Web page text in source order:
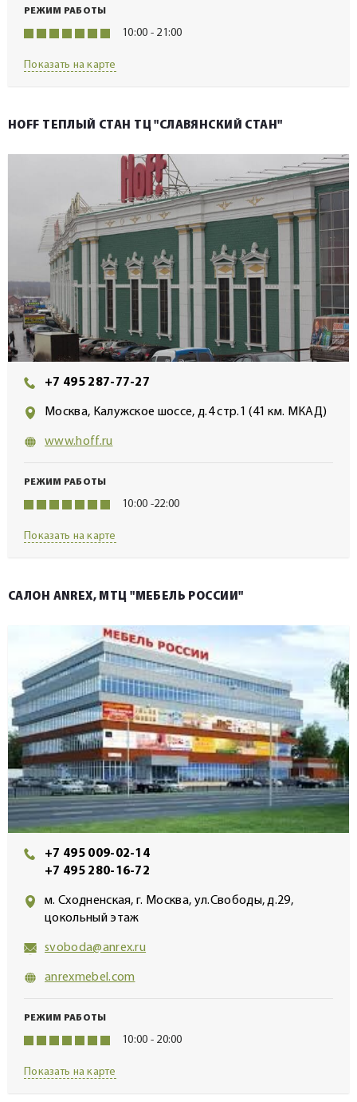
РЕЖИМ РАБОТЫ
10:00 - 21:00
Показать на карте
HOFF ТЕПЛЫЙ СТАН ТЦ "СЛАВЯНСКИЙ СТАН"
+7 495 287-77-27
Москва, Калужское шоссе, д.4 стр.1 (41 км. МКАД)
www.hoff.ru
РЕЖИМ РАБОТЫ
10:00 -22:00
Показать на карте
САЛОН ANREX, МТЦ "МЕБЕЛЬ РОССИИ"
+7 495 009-02-14
+7 495 280-16-72
м. Сходненская, г. Москва, ул.Свободы, д.29,
цокольный этаж
svoboda@anrex.ru
anrexmebel.com
РЕЖИМ РАБОТЫ
10:00 - 20:00
Показать на карте